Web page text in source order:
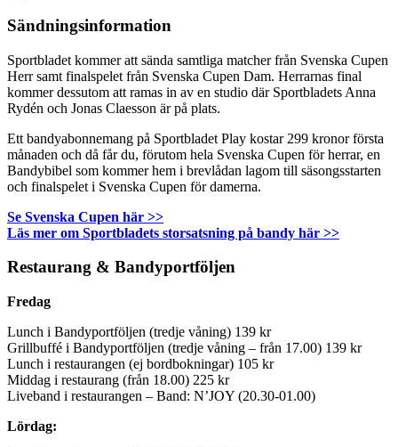
Sändningsinformation
Sportbladet kommer att sända samtliga matcher från Svenska Cupen
Herr samt finalspelet från Svenska Cupen Dam. Herrarnas final
kommer dessutom att ramas in av en studio där Sportbladets Anna
Rydén och Jonas Claesson är på plats.
Ett bandyabonnemang på Sportbladet Play kostar 299 kronor första
månaden och då får du, förutom hela Svenska Cupen för herrar, en
Bandybibel som kommer hem i brevlådan lagom till säsongsstarten
och finalspelet i Svenska Cupen för damerna.
Se Svenska Cupen här >>
Läs mer om Sportbladets storsatsning på bandy här >>
Restaurang & Bandyportföljen
Fredag
Lunch i Bandyportföljen (tredje våning) 139 kr
Grillbuffé i Bandyportföljen (tredje våning – från 17.00) 139 kr
Lunch i restaurangen (ej bordbokningar) 105 kr
Middag i restaurang (från 18.00) 225 kr
Liveband i restaurangen – Band: N’JOY (20.30-01.00)
Lördag: